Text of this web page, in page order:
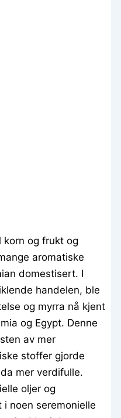
korn og frukt og
aromatiske
domestisert. I
handelen, ble
og myrra nå kjent
og Egypt. Denne
av mer
stoffer gjorde
mer verdifulle.
oljer og
noen seremonielle